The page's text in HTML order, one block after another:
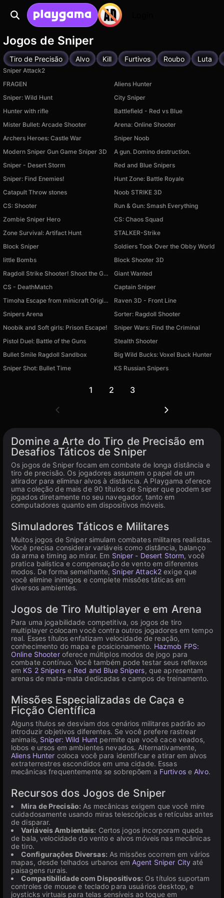
Jogos de Sniper
Tiro de Precisão Alvo Kill Furtivos Roubo Luta
Sniper Attack2
FRAGEN
Aliens Hunter
Sniper: Wild Hunt
City Sniper
Hunter with rifle
Battlefield - Red vs Blue
Mister Bullet: Arcade Shooter
Arena: Online Shooter
Archers Heroes: Castle War
Sniper Noob
Modern Sniper Gun Game Sniper 3D
A gun. Domino destruction.
Sniper - Desert Storm
Red and Blue Snipers
Sniper: Find Enemies!
Hunt Zone: Battle Royale
Catapult Throw stones
Noob STRIKE 3D
CS: Shooter
Run & Gun: Smash Everything
Zombie Sniper Hero
CS: Chaos Squad
Zone Survival: Artifact Hunt
STALKER-Strike
Block Sniper
Soldiers Took Over the Obby World
little Bombs
Block Shooter 3D
Ragdoll Strike Shooter! Shoot the Gun!
Giant Wanted
CS - DeathMatch
Captain Sniper
Timoha Escape from minicraft Original!
Raven 3D - Front Line
Snipers Arena
Sorter: Ragdoll Shooter
Noobik and Soft girls: Prison Escape!
Sniper Wars: Find the Criminal
Pistol Duel: Battle of the Guns
Stealth Shooter
Bullet Smile Ragdoll Sandbox
Big Wild Bucks: Voxel Buck Hunter
Sniper Shot: Bullet Time
KS Russian Snipers
1 2 3
Domine a Arte do Tiro de Precisão em
Desafios Táticos de Sniper
Os jogos de Sniper focam em combate de longa distância e
tiro de precisão. Os jogadores assumem o papel de um
atirador para eliminar alvos à distância. A Playgama oferece
uma coleção de mais de 90 títulos de Sniper que podem ser
jogados diretamente no seu navegador, tanto em
computadores quanto em dispositivos móveis.
Simuladores Táticos e Militares
Muitos jogos de Sniper simulam combates militares realistas.
Você precisa considerar variáveis como distância, balanço
da arma e timing ao mirar. Em Sniper - Desert Storm, você
pratica balística e compensação de vento em diferentes
modos. De forma semelhante, Sniper Attack2 exige que
você elimine inimigos e complete missões táticas em
diversos ambientes.
Jogos de Tiro Multiplayer e em Arena
Para uma jogabilidade competitiva, os jogos de tiro
multiplayer colocam você contra outros jogadores em tempo
real. Esses títulos enfatizam velocidade de reação,
conhecimento do mapa e posicionamento. Hazmob FPS:
Online Shooteroferece múltiplos modos de jogo para
combate contínuo. Você também pode testar seus reflexos
em KS 2 Sniperse Red and Blue Snipers, que apresentam
arenas de mata-mata dedicadas e campos de treinamento.
Missões Especializadas de Caça e
Ficção Científica
Alguns títulos se desviam dos cenários militares padrão ao
introduzir objetivos diferentes. Se você prefere rastrear
animais, Sniper: Wild Hunt permite que você cace veados,
lobos e ursos em ambientes nevados. Alternativamente,
Aliens Hunter coloca você para identificar e atirar em alvos
extraterrestres escondidos em uma cidade. Essas
mecânicas frequentemente se sobrepõem a FurtivoseAlvo.
Recursos dos Jogos de Sniper
Mira de Precisão: As mecânicas exigem que você mire
cuidadosamente usando miras telescópicas e retículas antes
de disparar.
Variáveis Ambientais: Certos jogos incorporam queda
de bala, velocidade do vento e alvos móveis nas mecânicas
de tiro.
Configurações Diversas: As missões ocorrem em vários
mapas, desde telhados urbanos em Agent Sniper City até
paisagens rurais.
Compatibilidade com Dispositivos: Os títulos suportam
controles de mouse e teclado para usuários desktop, e
joysticks virtuais para telas sensíveis ao toque em